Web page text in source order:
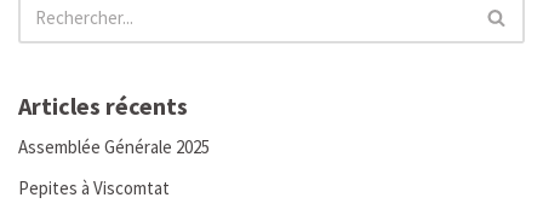
Articles récents
Assemblée Générale 2025
Pepites à Viscomtat